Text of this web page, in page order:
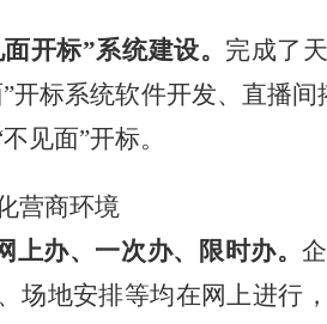
开标”系统建设。 完成了
”开标系统软件开发、直播间
见面”开标。
营商环境
上办、一次办、限时办。
场地安排等均在网上进行